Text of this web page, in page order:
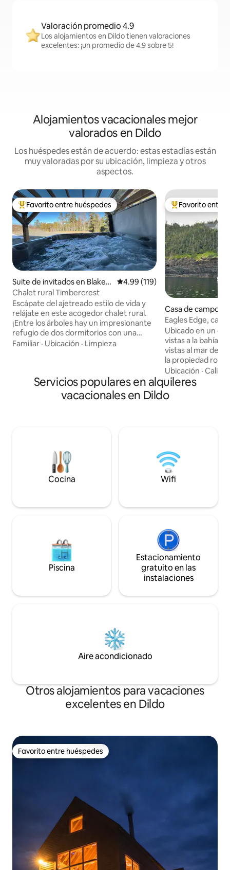
Valoración promedio 4.9
Los alojamientos en Dildo tienen valoraciones
excelentes: ¡un promedio de 4.9 sobre 5!
Alojamientos vacacionales mejor
valorados en Dildo
Los huéspedes están de acuerdo: estas estadías están
muy valoradas por su ubicación, limpieza y otros
aspectos.
Favorito entre huéspedes preferido
Favorito entre huéspedes
Suite de invitados en Blaket
own
Calificación promedio: 4.99 de
4.99 (119)
Chalet rural Timbercrest
Escápate del ajetreado estilo de vida y
relájate en este acogedor chalet rural.
¡Entre los árboles hay un impresionante
refugio de dos dormitorios con una
BAÑERA DE HIDROMASAJE! ¡Decorado
baño cuenta con una bañera de
hidromasaje para relajarte! ¡Nos
complace ofrecer una sala de juegos con
Inside Scoop. ¡Una escapada perfecta!
Familiar · Ubicación · Limpieza
Favorito entre
Favorito entre
Casa de campo
Eagles Edge,
de Trinity Bay
Ubicado en un
vistas a la bahía de
vistas al mar
la propiedad
pocos pasos de la
Anderson, donde
búsqueda de
observación de
pesquero donde
hermosas,
senderismo y la
Ubicación ·
Servicios populares en alquileres
vacacionales en Dildo
Cocina Wifi
Piscina
Estacionamiento
gratuito en las
instalaciones
Aire acondicionado
Otros alojamientos para vacaciones
excelentes en Dildo
Favorito entre huéspedes
Favorito entre huéspedes